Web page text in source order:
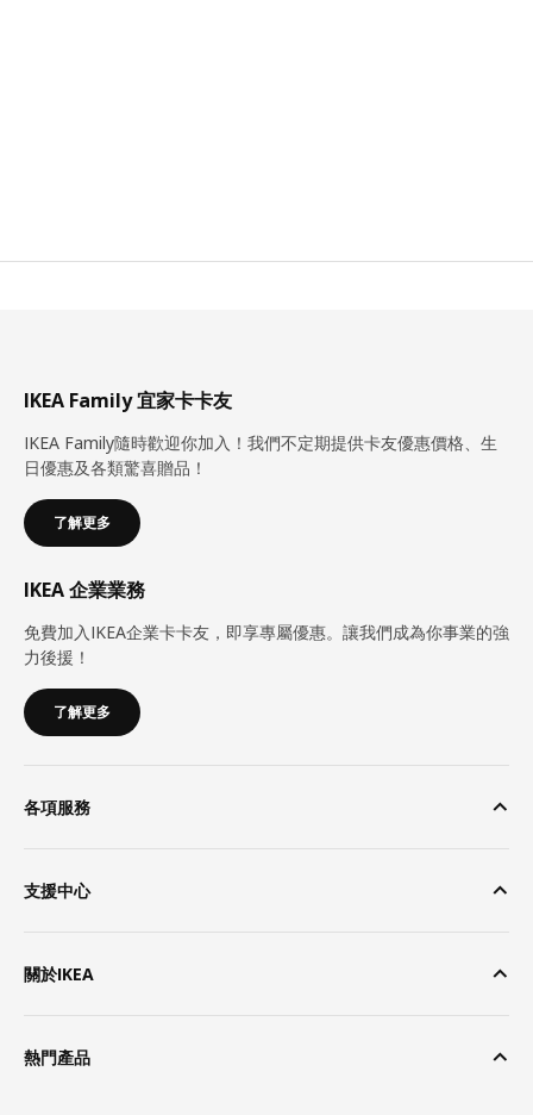
IKEA Family 宜家卡卡友
IKEA Family隨時歡迎你加入！我們不定期提供卡友優惠價格、生
日優惠及各類驚喜贈品！
了解更多
IKEA 企業業務
免費加入IKEA企業卡卡友，即享專屬優惠。讓我們成為你事業的強
力後援！
了解更多
各項服務
支援中心
關於IKEA
熱門產品